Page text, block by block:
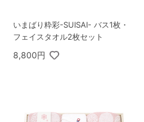
いまばり粋彩-SUISAI- バス1枚・
フェイスタオル2枚セット
8,800円